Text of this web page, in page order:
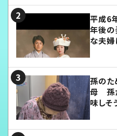
平成6
年後の
な夫婦
孫のた
母 孫
味しそ